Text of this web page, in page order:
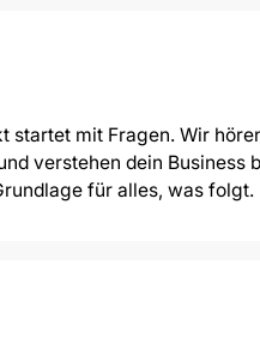
startet mit Fragen. Wir
verstehen dein Business
für alles, was folgt.